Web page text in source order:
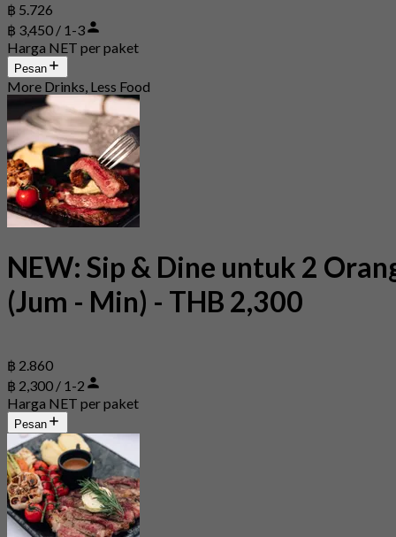
฿ 5.726
฿ 3,450 / 1-3
Harga NET per paket
Pesan
More Drinks, Less Food
NEW: Sip & Dine untuk 2
(Jum - Min) - THB 2,300
฿ 2.860
฿ 2,300 / 1-2
Harga NET per paket
Pesan